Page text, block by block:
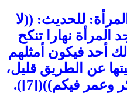
للحديث: ((لا
المرأة نهارا تنكح
أحد فيكون أمثلهم
عن الطريق قليل،
وعمر فيكم))([7]).